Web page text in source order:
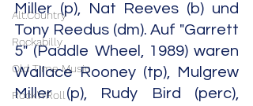
Alt.Country
Rockabilly
Old Time Music
Rock'n'Roll
Miller (p), Nat Reeves (b) und
Tony Reedus (dm). Auf "Garrett
5" (Paddle Wheel, 1989) waren
Wallace Rooney (tp), Mulgrew
Miller (p), Rudy Bird (perc),